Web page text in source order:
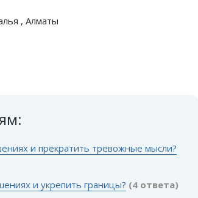
, Алматы
и прекратить тревожные мысли?
и укрепить границы? (4 ответа)